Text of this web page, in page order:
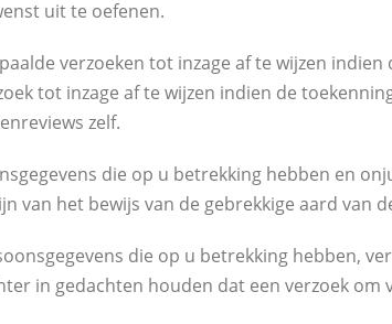
uit te oefenen.
verzoeken tot inzage af te wijzen
tot inzage af te wijzen indien de
zelf.
die op u betrekking hebben en
van het bewijs van de gebrekkige aard van
die op u betrekking hebben,
in gedachten houden dat een verzoek